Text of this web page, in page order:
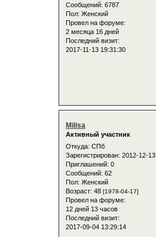
Сообщений: 6787
Пол: Женский
Провел на форуме:
2 месяца 16 дней
Последний визит:
2017-11-13 19:31:30
Milisa
Активный участник
Откуда: СПб
Зарегистрирован: 2012-12-13
Приглашений: 0
Сообщений: 62
Пол: Женский
Возраст: 48 [1978-04-17]
Провел на форуме:
12 дней 13 часов
Последний визит:
2017-09-04 13:29:14